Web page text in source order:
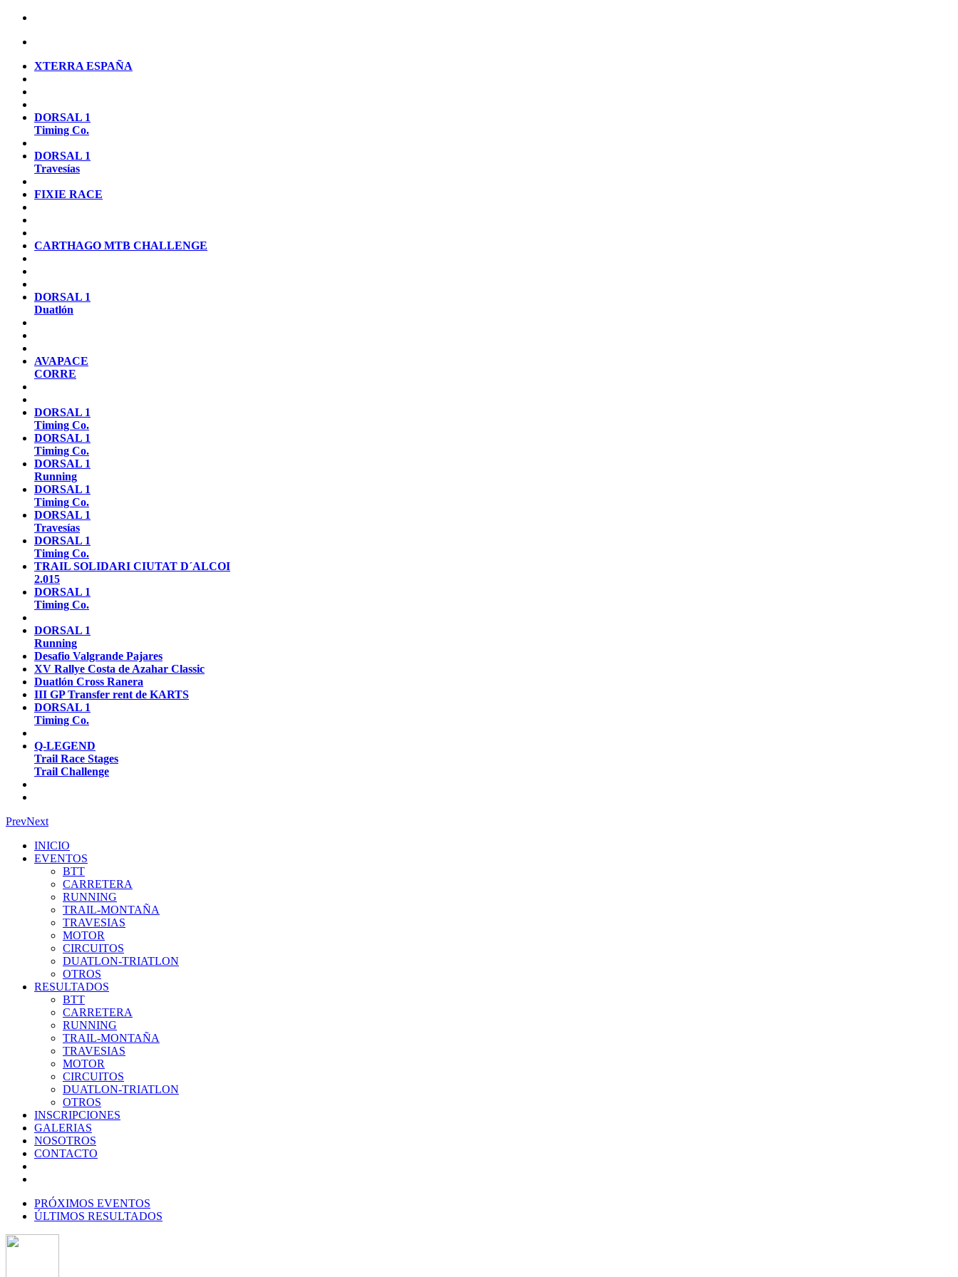
XTERRA ESPAÑA
DORSAL 1
Timing Co.
DORSAL 1
Travesías
FIXIE RACE
CARTHAGO MTB CHALLENGE
DORSAL 1
Duatlón
AVAPACE
CORRE
DORSAL 1
Timing Co.
DORSAL 1
Timing Co.
DORSAL 1
Running
DORSAL 1
Timing Co.
DORSAL 1
Travesías
DORSAL 1
Timing Co.
TRAIL SOLIDARI CIUTAT D´ALCOI
2.015
DORSAL 1
Timing Co.
DORSAL 1
Running
Desafio Valgrande Pajares
XV Rallye Costa de Azahar Classic
Duatlón Cross Ranera
III GP Transfer rent de KARTS
DORSAL 1
Timing Co.
Q-LEGEND
Trail Race Stages
Trail Challenge
PrevNext
INICIO
EVENTOS
BTT
CARRETERA
RUNNING
TRAIL-MONTAÑA
TRAVESIAS
MOTOR
CIRCUITOS
DUATLON-TRIATLON
OTROS
RESULTADOS
BTT
CARRETERA
RUNNING
TRAIL-MONTAÑA
TRAVESIAS
MOTOR
CIRCUITOS
DUATLON-TRIATLON
OTROS
INSCRIPCIONES
GALERIAS
NOSOTROS
CONTACTO
PRÓXIMOS EVENTOS
ÚLTIMOS RESULTADOS